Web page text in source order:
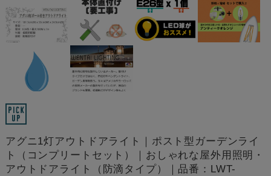
アグニ1灯アウトドアライト｜ポスト型ガーデンライ
ト（コンプリートセット）｜おしゃれな屋外用照明・
アウトドアライト（防滴タイプ）｜品番：LWT-